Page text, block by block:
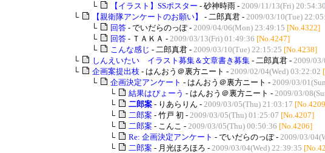
└
【イラスト】SSポスター - 砂神時雨 - 2009/11/13(Fri) 20:54:30
└
【親衛隊アンケートのお願い】 - 二郎真君 - 2009/03/10(Tue)
└
回答 - でいだらのっぽ - 2009/04/06(Mon) 23:49:15 [No.4322]
└
回答 - ＴＡＫＡ - 2009/03/13(Fri) 01:49:36 [No.4247]
└
こんな感じ - 二郎真君 - 2009/03/10(Tue) 22:15:25 [No.4238]
└
しんえいたい イラスト募集＆文章書き募集 - 二郎真君 - 2009/
└
企画案提出枝 - はんおう＠裏方ニート - 2009/02/04(Wed) 03:22:02
└
企画決定アンケート - はんおう＠裏方ニート - 2009/03/
└
結果はぴょーう - はんおう＠裏方ニート - 2009/03/
└
二郎案 - りあらりん - 2009/03/05(Thu) 21:03:17
└
二郎案 - 竹戸 初 - 2009/03/05(Thu) 01:25:07 [No.4207]
└
二郎案 - こんこ - 2009/03/05(Thu) 00:50:36 [No.4206]
└
Re: 企画決定アンケート - でいだらのっぽ - 2009/03/
└
二郎案 - 月光ほろほろ - 2009/03/04(Wed) 22:39:35